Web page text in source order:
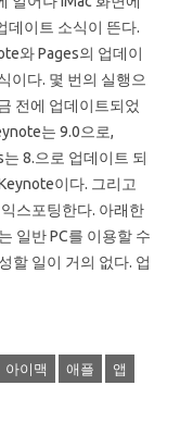
데이트 소식이 뜬다.
와 Pages의 업데이
이다. 몇 번의 실행으
전에 업데이트되었
는 9.0으로,
는 8.으로 업데이트 되
이다. 그리고
스포팅한다. 아래한
일반 PC를 이용할 수
할 일이 거의 없다. 업
아이맥 애플 앱